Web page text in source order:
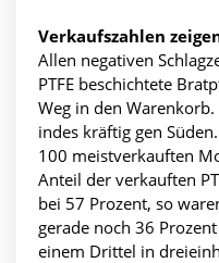
Verkaufszahlen
Allen negativen
PTFE beschichtete
Weg in den
indes kräftig gen
100 meistverkauften
Anteil der verkauften
bei 57 Prozent, so
gerade noch 36
einem Drittel in